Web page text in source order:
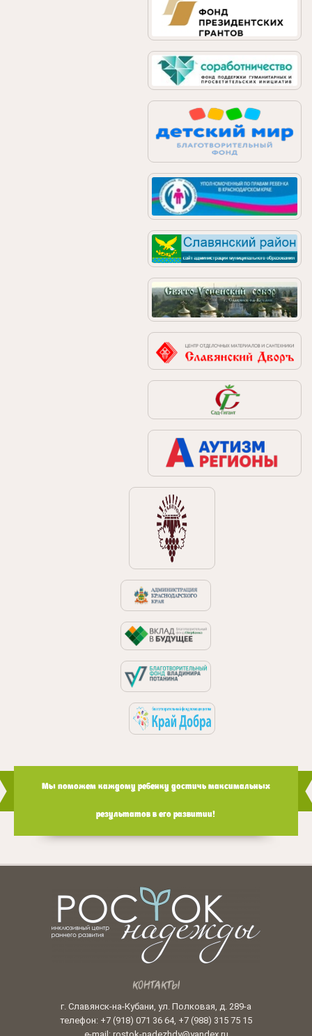
Мы поможем каждому ребенку достичь максимальных
результатов в его развитии!
КОНТАКТЫ
г. Славянск-на-Кубани, ул. Полковая, д. 289-а
телефон: +7 (918) 071 36 64, +7 (988) 315 75 15